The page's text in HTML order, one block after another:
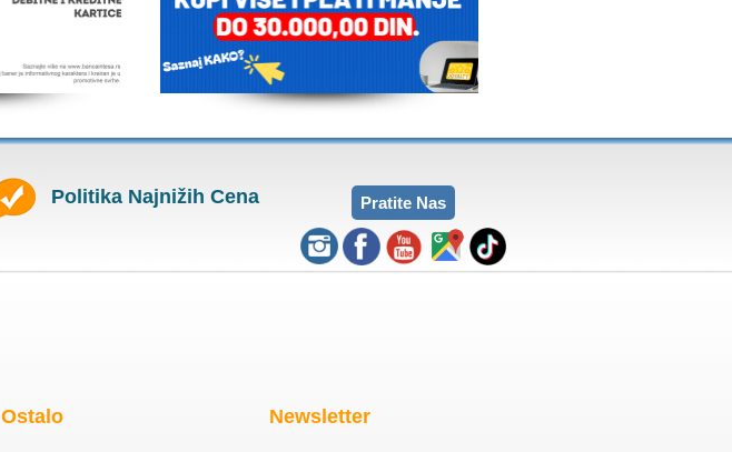
Politika Najnižih Cena Pratite Nas
Ostalo Newsletter